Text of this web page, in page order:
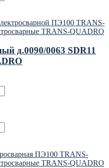
ПЭ100 TRANS-
TRANS-QUADRO
д.0090/0063 SDR11
ПЭ100 TRANS-
TRANS-QUADRO